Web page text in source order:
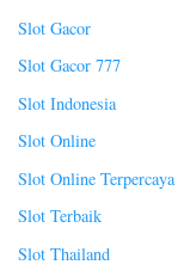
Slot Gacor
Slot Gacor 777
Slot Indonesia
Slot Online
Slot Online Terpercaya
Slot Terbaik
Slot Thailand